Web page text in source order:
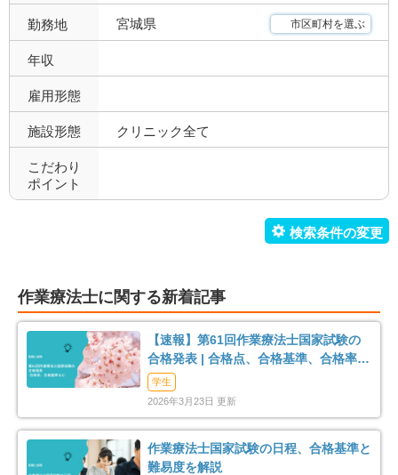
デイサービス 訪問看護・リハ
サービス付き高齢者向け住
ショートステイ 7 小規模多機能 2
小児療育
放課後等デイサービス 81
勤務地 宮城県 市区町村を選ぶ
年収
雇用形態
施設形態 クリニック全て
こだわり
ポイント
作業療法士に関する新着記事
【速報】第61回作業療法士国家試験の
合格発表 | 合格点、合格基準、合格率
（2026年）
学生
2026年3月23日 更新
作業療法士国家試験の日程、合格基準と
難易度を解説